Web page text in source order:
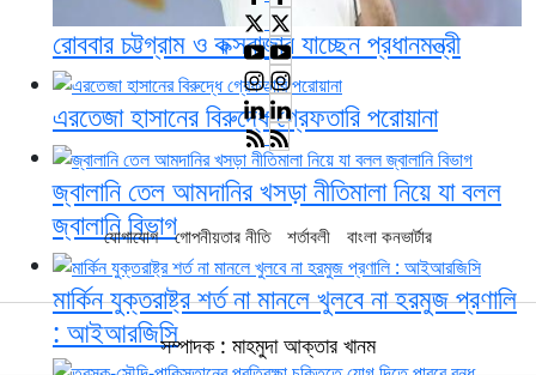
রোববার চট্টগ্রাম ও কক্সবাজার যাচ্ছেন প্রধানমন্ত্রী
এরতেজা হাসানের বিরুদ্ধে গ্রেফতারি পরোয়ানা
জ্বালানি তেল আমদানির খসড়া নীতিমালা নিয়ে যা বলল
জ্বালানি বিভাগ
মার্কিন যুক্তরাষ্ট্র শর্ত না মানলে খুলবে না হরমুজ প্রণালি
: আইআরজিসি
যোগাযোগ গোপনীয়তার নীতি শর্তাবলী বাংলা কনভার্টার
সম্পাদক : মাহমুদা আক্তার খানম